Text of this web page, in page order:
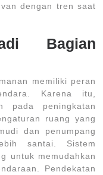
dengan tren saat
Bagian
memiliki peran
Karena itu,
pada peningkatan
ruang yang
dan penumpang
santai. Sistem
untuk memudahkan
Pendekatan